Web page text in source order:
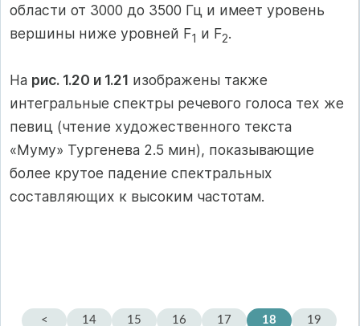
области от 3000 до 3500 Гц и имеет уровень
вершины ниже уровней F1 и F2.
На рис. 1.20 и 1.21 изображены также
интегральные спектры речевого голоса тех же
певиц (чтение художественного текста
«Муму» Тургенева 2.5 мин), показывающие
более крутое падение спектральных
составляющих к высоким частотам.
< 14 15 16 17 18
19